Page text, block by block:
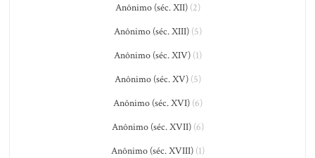
Anônimo (séc. XII)(2)
Anônimo (séc. XIII)(5)
Anônimo (séc. XIV)(1)
Anônimo (séc. XV)(5)
Anônimo (séc. XVI)(6)
Anônimo (séc. XVII)(6)
Anônimo (séc. XVIII)(1)